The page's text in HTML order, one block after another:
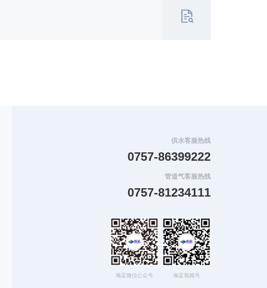
供水客服热线
0757-86399222
管道气客服热线
0757-81234111
瀚蓝微信公众号 瀚蓝视频号